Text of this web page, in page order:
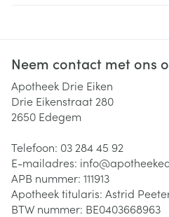
Neem contact met ons
Apotheek Drie Eiken
Drie Eikenstraat 280
2650 Edegem
Telefoon: 03 284 45 92
E-mailadres: info@
APB nummer: 111913
Apotheek titularis: Astrid
BTW nummer: BE0403668963